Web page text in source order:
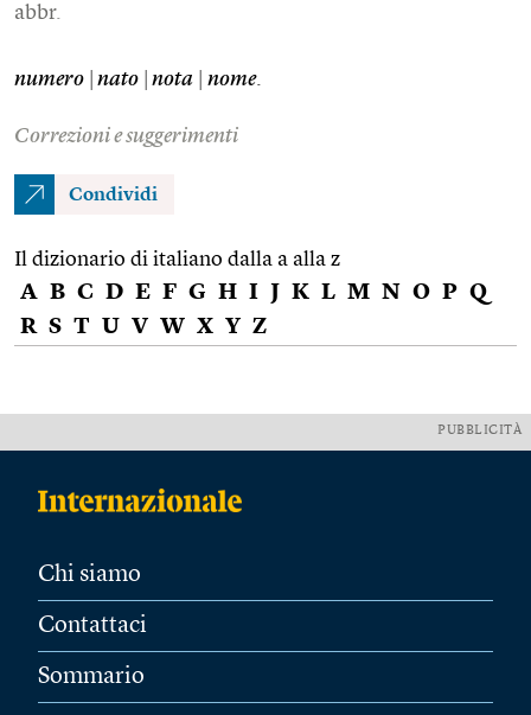
abbr.
numero nato nota nome.
Correzioni e suggerimenti
Condividi
Il dizionario di italiano dalla a alla z
A B C D E F G H I J K L M N O P Q
R S T U V W X Y Z
PUBBLICITÀ
Chi siamo
Contattaci
Sommario